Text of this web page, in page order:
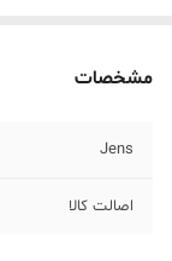
مشخصات
Jens
اصالت کالا